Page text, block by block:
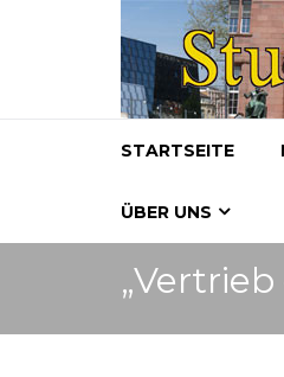
STARTSEITE
ÜBER UNS